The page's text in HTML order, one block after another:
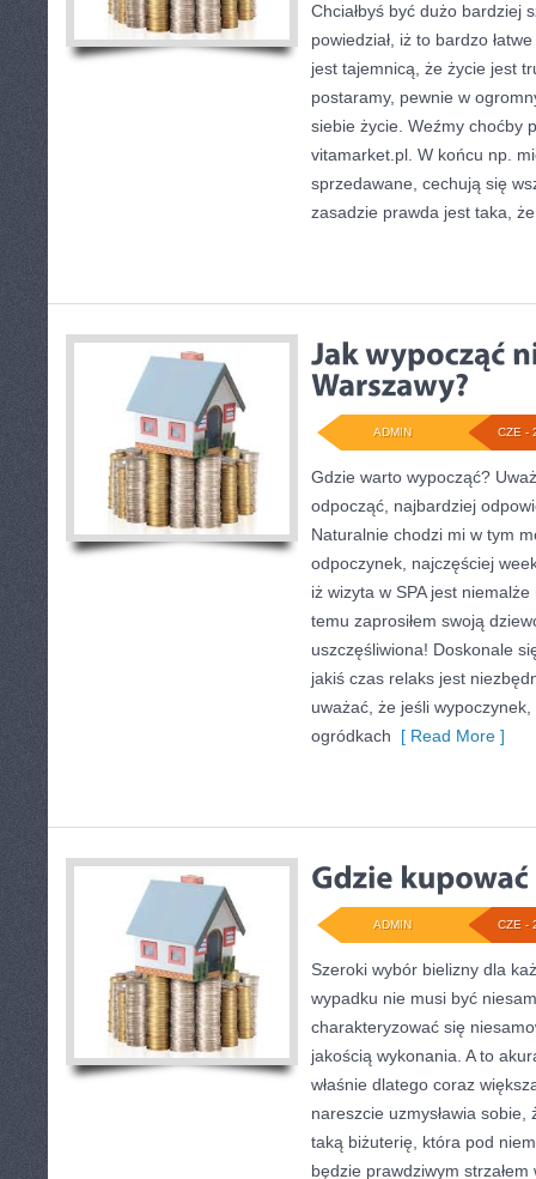
Chciałbyś być dużo bardziej
powiedział, iż to bardzo
jest tajemnicą, że życie jest
postaramy, pewnie w
siebie życie. Weźmy choćby
vitamarket.pl. W końcu np.
sprzedawane, cechują się
zasadzie prawda jest taka, że
CZE -
ADMIN
Gdzie warto wypocząć?
odpocząć, najbardziej
Naturalnie chodzi mi w tym
odpoczynek, najczęściej
iż wizyta w SPA jest
temu zaprosiłem swoją
uszczęśliwiona! Doskonale
jakiś czas relaks jest
uważać, że jeśli
ogródkach [ Read More ]
CZE -
ADMIN
Szeroki wybór bielizny dla
wypadku nie musi być
charakteryzować się
jakością wykonania. A to
właśnie dlatego coraz
nareszcie uzmysławia
taką biżuterię, która pod
będzie prawdziwym